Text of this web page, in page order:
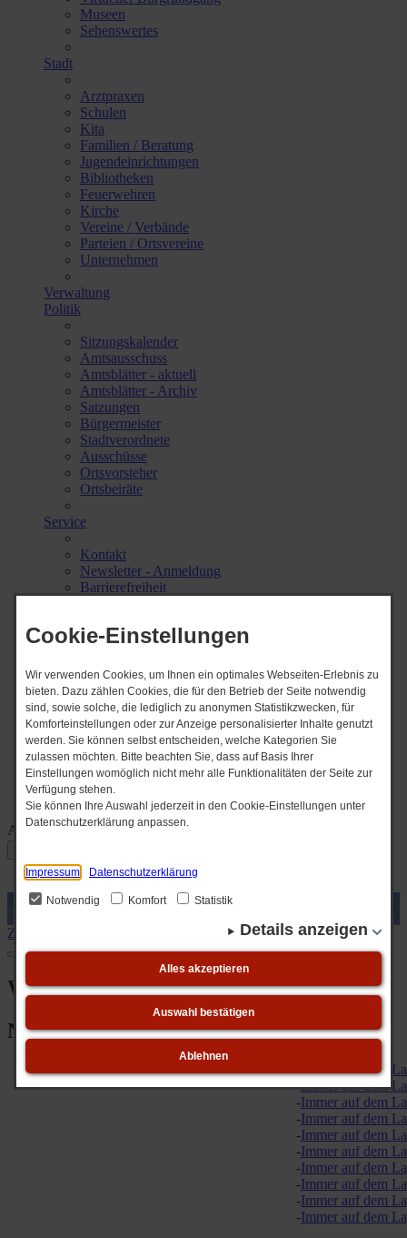
Cookie-Einstellungen
Wir verwenden Cookies, um Ihnen ein optimales Webseiten-Erlebnis zu
bieten. Dazu zählen Cookies, die für den Betrieb der Seite notwendig
sind, sowie solche, die lediglich zu anonymen Statistikzwecken, für
Komforteinstellungen oder zur Anzeige personalisierter Inhalte genutzt
werden. Sie können selbst entscheiden, welche Kategorien Sie
zulassen möchten. Bitte beachten Sie, dass auf Basis Ihrer
Einstellungen womöglich nicht mehr alle Funktionalitäten der Seite zur
Verfügung stehen.
Sie können Ihre Auswahl jederzeit in den Cookie-Einstellungen unter
Datenschutzerklärung anpassen.
Impressum Datenschutzerklärung
Notwendig Komfort Statistik
Details anzeigen
Alles akzeptieren
Auswahl bestätigen
Ablehnen
Museen
Sehenswertes
Stadt
Arztpraxen
Schulen
Kita
Familien / Beratung
Jugendeinrichtungen
Bibliotheken
Feuerwehren
Kirche
Vereine / Verbände
Parteien / Ortsvereine
Unternehmen
Verwaltung
Politik
Sitzungskalender
Amtsausschuss
Amtsblätter - aktuell
Amtsblätter - Archiv
Satzungen
Bürgermeister
Stadtverordnete
Ausschüsse
Ortsvorsteher
Ortsbeiräte
Service
Kontakt
Newsletter - Anmeldung
Barrierefreiheit
Broschüre Amt Ziesar
Vermietung / Burgareal
Immobilien
Fahrplan
Startseite .
Impressum .
Datenschutz .
Barrierefreiheit
Abonnieren Sie unseren Newsletter.
Zurück
12345678910
Willkommen
News-Ticker
Immer auf dem
Immer auf dem
Immer auf dem
Immer auf dem
Immer auf dem
Immer auf dem
Immer auf dem
Immer auf dem
Immer auf dem
Immer auf dem